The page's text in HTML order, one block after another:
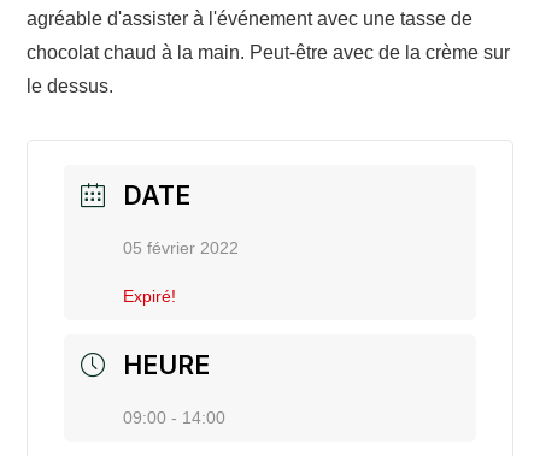
agréable d'assister à l'événement avec une tasse de
chocolat chaud à la main. Peut-être avec de la crème sur
le dessus.
DATE
05 février 2022
Expiré!
HEURE
09:00 - 14:00